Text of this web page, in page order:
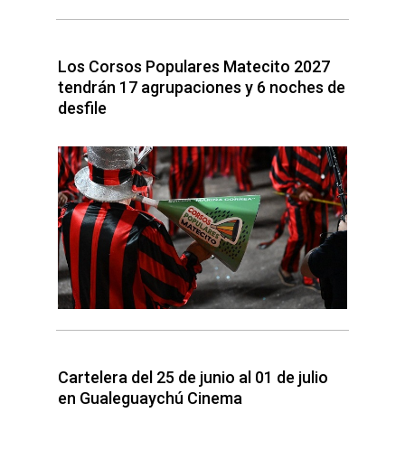
Los Corsos Populares Matecito 2027
tendrán 17 agrupaciones y 6 noches de
desfile
Cartelera del 25 de junio al 01 de julio
en Gualeguaychú Cinema